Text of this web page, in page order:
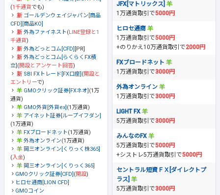
(1千通貨でも)
ゴールデンウェイジャパン[商品
CFD][商品KO]
外為ファイネスト(LINE登録と1
千通貨)
外為どっとコム[CFD]
[PR]
外為どっとコム[らくらくFX積
立] (開設とアンケート回答)
SBI FXトレード[FX口座] (開設と
エントリーで)
GMOクリック証券[FXネオ] (1万
通貨)
GMO外貨[外貨ex] (1万通貨)
アイネット証券[ループイフダン]
(1万通貨)
FXブロードネット(1万通貨)
外為オンライン(1万通貨)
岡三オンライン[くりっく株365]
(入金)
岡三オンライン[くりっく365]
GMOクリック証券[CFD] (開設)
ヒロセ通商[LION CFD]
GMOコイン
JFX[マトリックス]
1万通貨取引で5000円
ヒロセ通商
1万通貨取引で5000円
+のりかえ10万通貨取引で2000円
FXブロードネット
1万通貨取引で3000円
外為オンライン
1万通貨取引で3000円
LIGHT FX
5万通貨取引で3000円
みんなのFX
5万通貨取引で5000円
+シストレ5万通貨取引で5000円
セントラル短資ＦＸ[ダイレクトプ
ラス]
5万通貨取引で3000円